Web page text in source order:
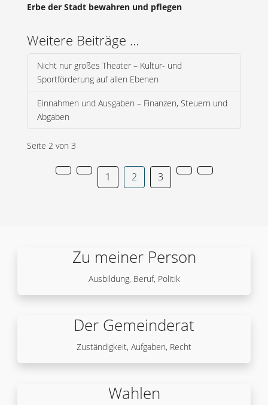
Erbe der Stadt bewahren und pflegen
Weitere Beiträge …
Nicht nur großes Theater – Kultur- und
Sportförderung auf allen Ebenen
Einnahmen und Ausgaben – Finanzen, Steuern und
Abgaben
Seite 2 von 3
1 2 3
Zu meiner Person
Ausbildung, Beruf, Politik
Der Gemeinderat
Zuständigkeit, Aufgaben, Recht
Wahlen